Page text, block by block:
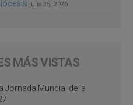
julio 25, 2026
MÁS VISTAS
Jornada Mundial de la